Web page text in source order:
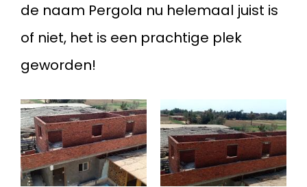
de naam Pergola nu helemaal juist is
of niet, het is een prachtige plek
geworden!